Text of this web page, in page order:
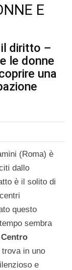
E
diritto –
le donne
una
(Roma) è
dallo
è il solito di
questo
sembra
Centro
in uno
e